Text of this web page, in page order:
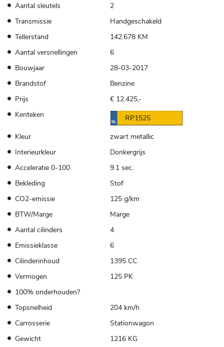
Aantal sleutels
2
Transmissie
Handgeschakeld
Tellerstand
142.678 KM
Aantal versnellingen
6
Bouwjaar
28-03-2017
Brandstof
Benzine
Prijs
€ 12.425,-
Kenteken
RP152S
Kleur
zwart metallic
Interieurkleur
Donkergrijs
Acceleratie 0-100
9.1 sec.
Bekleding
Stof
CO2-emissie
125 g/km
BTW/Marge
Marge
Aantal cilinders
4
Emissieklasse
6
Cilinderinhoud
1395 CC
Vermogen
125 PK
100% onderhouden?
Topsnelheid
204 km/h
Carrosserie
Stationwagon
Gewicht
1216 KG